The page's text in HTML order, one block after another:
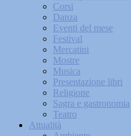
Corsi
Danza
Eventi del mese
Festival
Mercatini
Mostre
Musica
Presentazione libri
Religione
Sagra e gastronomia
Teatro
Attualità